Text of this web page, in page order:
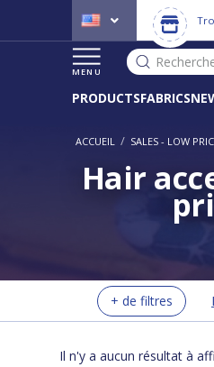
MENU
PRODUCTSFABRICS
ACCUEIL / SALES - LOW
Hair
+ de filtres
Il n'y a aucun résultat à